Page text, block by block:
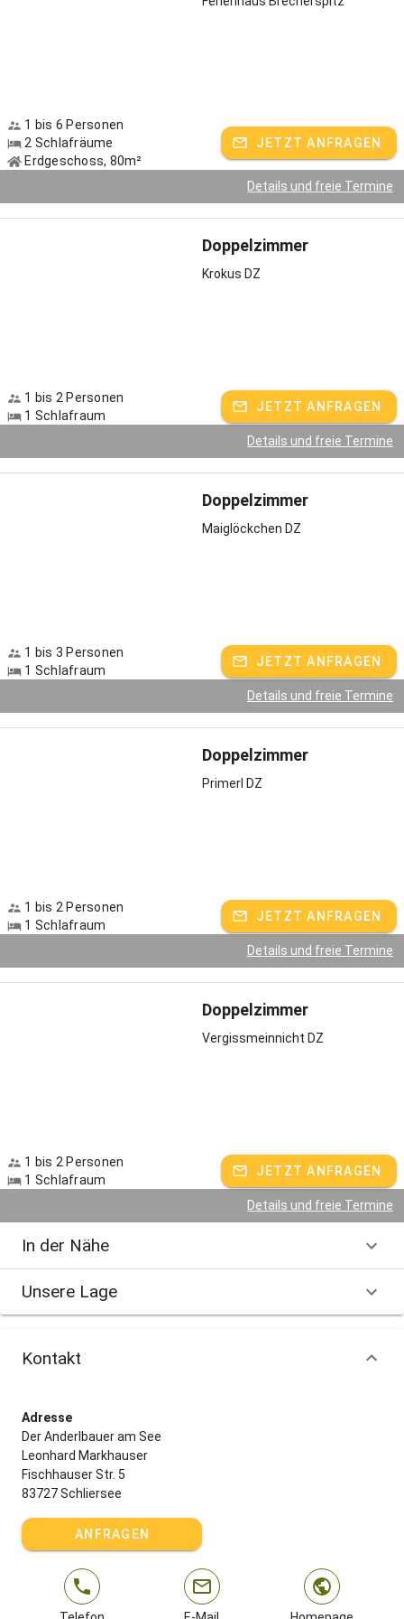
im Jahr sind der Almauftrieb, die Leonhardifahrten mit den
Für Wanderer: Bodenschneid
Gastgeber spricht:Deutsch, Englisch
1 bis 6 Personen
2 Schlafräume
Erdgeschoss, 80m²
JETZT ANFRAGEN
Details und freie Termine
Doppelzimmer
Krokus DZ
1 bis 2 Personen
1 Schlafraum
JETZT ANFRAGEN
Details und freie Termine
Doppelzimmer
Maiglöckchen DZ
1 bis 3 Personen
1 Schlafraum
JETZT ANFRAGEN
Details und freie Termine
Doppelzimmer
Primerl DZ
1 bis 2 Personen
1 Schlafraum
JETZT ANFRAGEN
Details und freie Termine
Doppelzimmer
Vergissmeinnicht DZ
1 bis 2 Personen
1 Schlafraum
JETZT ANFRAGEN
Details und freie Termine
In der Nähe
Unsere Lage
Kontakt
Adresse
Der Anderlbauer am See
Leonhard Markhauser
Fischhauser Str. 5
83727 Schliersee
ANFRAGEN